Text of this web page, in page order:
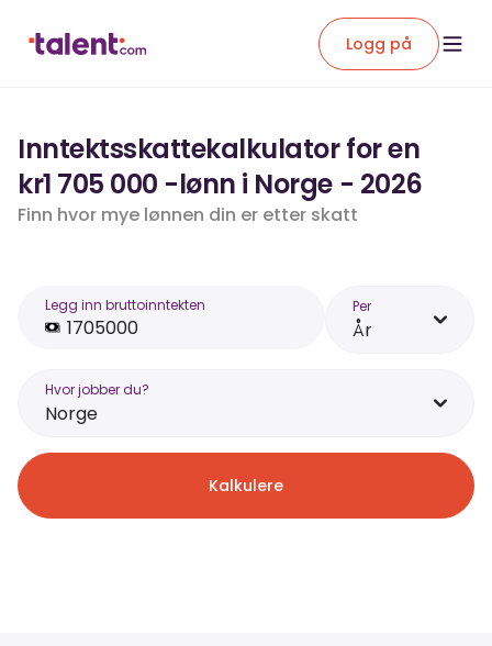
Logg på
Inntektsskattekalkulator for en
kr1 705 000 -lønn i Norge - 2026
Finn hvor mye lønnen din er etter skatt
Legg inn bruttoinntekten Per
År
Hvor jobber du?
Norge
Kalkulere